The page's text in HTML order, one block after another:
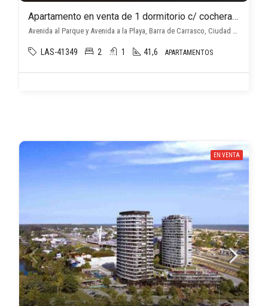
Apartamento en venta de 1 dormitorio c/ cochera en Barra de Carrasco
Avenida al Parque y Avenida a la Playa, Barra de Carrasco, Ciudad de la Costa
LAS-41349 2 1 41,6 APARTAMENTOS
EN VENTA